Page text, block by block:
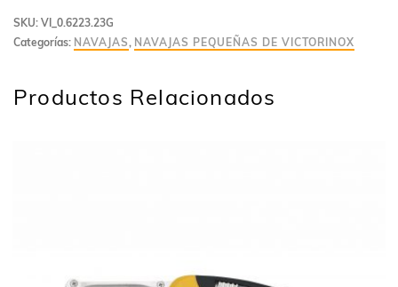
SKU: VI_0.6223.23G
Categorías: NAVAJAS , NAVAJAS PEQUEÑAS DE VICTORINOX
Productos Relacionados